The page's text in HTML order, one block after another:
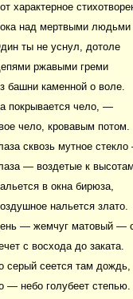
характерное
над мертвыми людьми
ты не уснул, дотоле
ржавыми греми
башни каменной о воле.
покрывается чело, —
чело, кровавым потом.
сквозь мутное
— воздетые к
в окна бирюза,
нальется злато.
— жемчуг матовый —
с восхода до заката.
серый сеется там дождь,
— небо голубеет степью.